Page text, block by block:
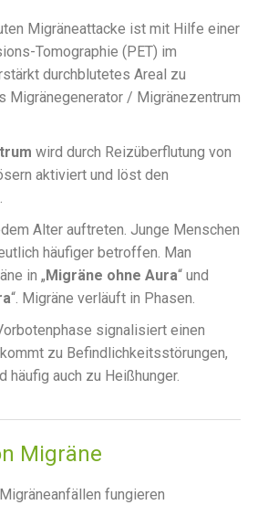
Migräneattacke ist mit Hilfe einer
Tomographie (PET) im
durchblutetes Areal zu
Migränegenerator / Migränezentrum
wird durch Reizüberflutung von
aktiviert und löst den
Alter auftreten. Junge Menschen
häufiger betroffen. Man
in „Migräne ohne Aura“ und
“. Migräne verläuft in Phasen.
signalisiert einen
zu Befindlichkeitsstörungen,
häufig auch zu Heißhunger.
Migräne
fungieren